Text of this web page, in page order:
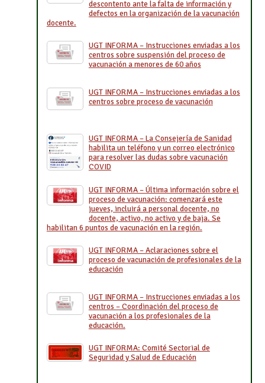
descontento ante la falta de información y
defectos en la organización de la vacunación
docente.
UGT INFORMA – Instrucciones enviadas a los
centros sobre suspensión del proceso de
vacunación a menores de 60 años
UGT INFORMA – Instrucciones enviadas a los
centros sobre proceso de vacunación
UGT INFORMA – La Consejería de Sanidad
habilita un teléfono y un correo electrónico
para resolver las dudas sobre vacunación
COVID
UGT INFORMA – Última información sobre el
proceso de vacunación: comenzará este
jueves, incluirá a personal docente, no
docente, activo, no activo y de baja. Se
habilitan 6 puntos de vacunación en la región.
UGT INFORMA – Aclaraciones sobre el
proceso de vacunación de profesionales de la
educación
UGT INFORMA – Instrucciones enviadas a los
centros – Coordinación del proceso de
vacunación a los profesionales de la
educación.
UGT INFORMA: Comité Sectorial de
Seguridad y Salud de Educación